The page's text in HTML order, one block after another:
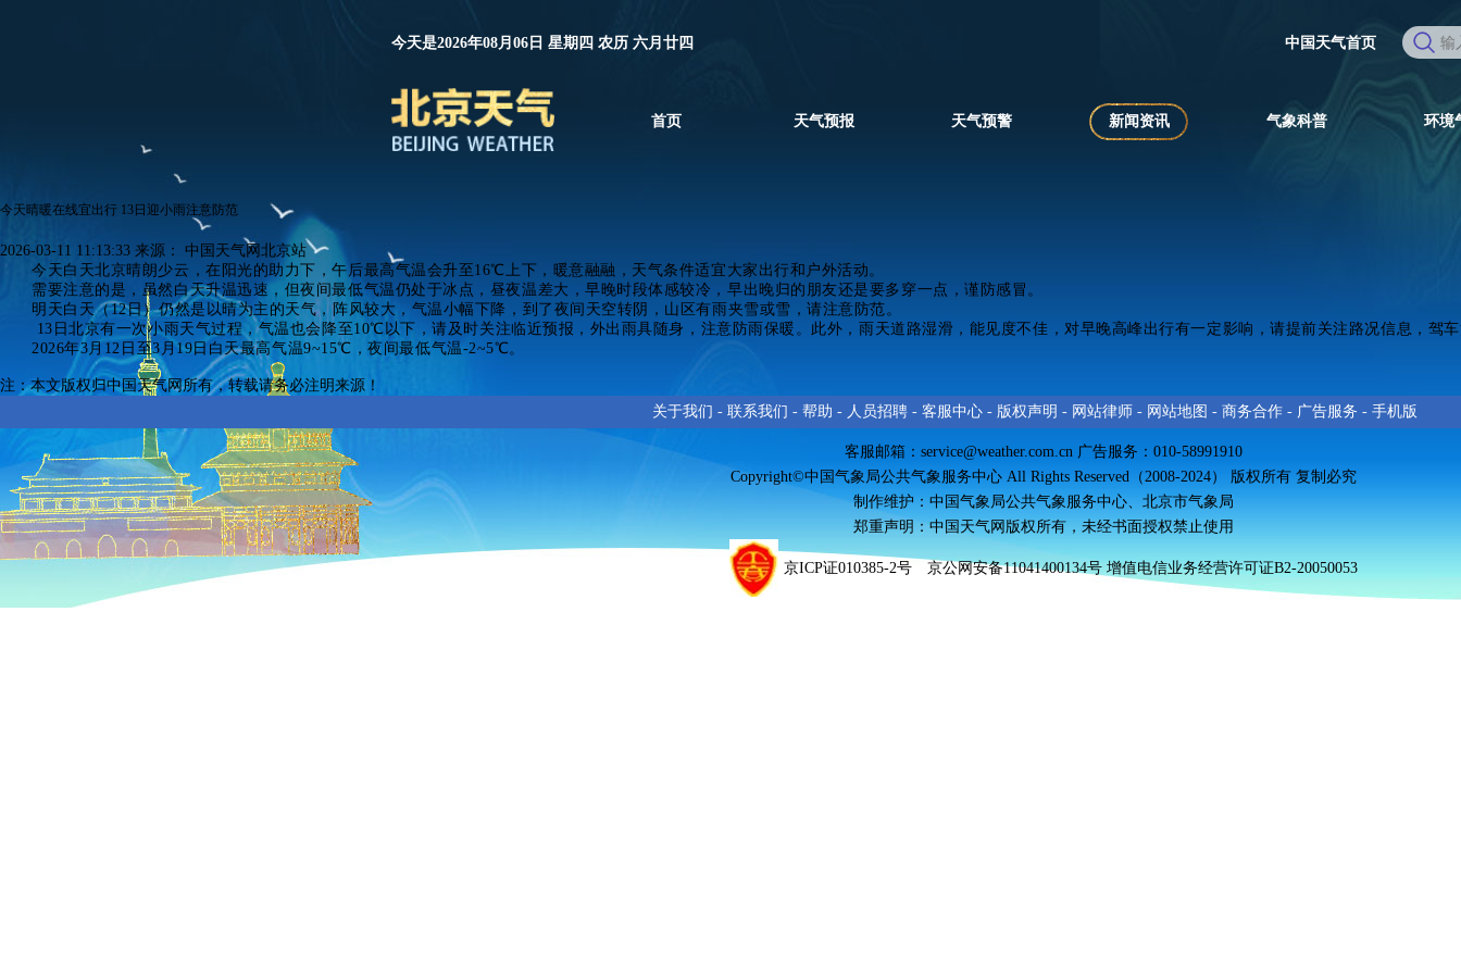
今天是2026年08月06日 星期四 农历 六月廿四 中国天气首页
首页 天气预报 天气预警 新闻资讯 气象科普 环境
今天晴暖在线宜出行 13日迎小雨注意防范
2026-03-11 11:13:33 来源： 中国天气网北京站
今天白天北京晴朗少云，在阳光的助力下，午后最高气温会升至16℃上下，暖意融融，天气条件适宜大家出行和户外活动。
需要注意的是，虽然白天升温迅速，但夜间最低气温仍处于冰点，昼夜温差大，早晚时段体感较冷，早出晚归的朋友还是要多穿一点，谨防感冒。
明天白天（12日）仍然是以晴为主的天气，阵风较大，气温小幅下降，到了夜间天空转阴， 山区有雨夹雪或雪 ，请注意防范。
13日北京有一次小雨天气过程，气温也会降至10℃以下，请及时关注临近预报，外出雨具随身，注意防雨保暖。此外，雨天道路湿滑，能见度不佳，对早晚高峰出行有一定影响，请提前关注路况信息，驾
2026年3月12日至3月19日白天最高气温9~15℃，夜间最低气温-2~5℃。
注：本文版权归中国天气网所有，转载请务必注明来源！
关于我们 - 联系我们 - 帮助 - 人员招聘 - 客服中心 - 版权声明 - 网站律师 - 网站地图 - 商务合作 - 广告服务 - 手机版
客服邮箱： service@weather.com.cn 广告服务：010-58991910
Copyright©中国气象局公共气象服务中心 All Rights Reserved（2008-2024） 版权所有 复制必究
制作维护：中国气象局公共气象服务中心、北京市气象局
郑重声明：中国天气网 版权所有 ，未经书面授权禁止使用
京ICP证010385-2号 京公网安备11041400134号 增值电信业务经营许可证B2-20050053